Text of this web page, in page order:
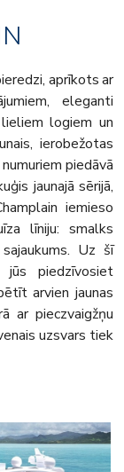
aprīkots ar
eleganti
logiem un
ierobežotas
piedāvā
jaunajā sērijā,
iemieso
līniju: smalks
Uz šī
piedzīvosiet
arvien jaunas
ar pieczvaigžņu
uzsvars tiek